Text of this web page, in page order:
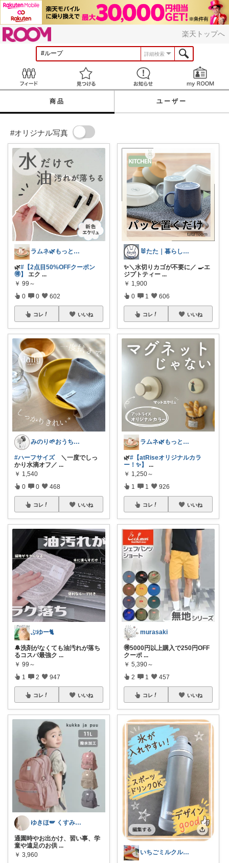
楽天トップへ
詳細検索
見つける お知らせ
商品 ユーザー
#オリジナル写真
ラムネ🌿もっと快適な暮らし 𖠿
🌿#【2点目50%OFFクーポン
🉐】
エク ...
￥ 99～
0 0 602
コレ いいね
みのり🌱おうち時間充実item
#ハーフサイズ＼一度でしっ
かり水滴オフ／ ...
￥ 1,540
0 0 468
コレ いいね
ぶゆー🐈
🔔洗剤がなくても油汚れが落ち
るコスパ最強ク ...
￥ 99～
1 2 947
コレ いいね
ゆきほ🪽 くすみカラー×小学生ママ
通園時やお出かけ、習い事、学
童や遠足のお供 ...
￥ 3,960
🐰たた｜暮らしと子育て
✨＼水切りカゴが不要に／ 🍳エ
ジプトティー ...
￥ 1,900
0 1 606
コレ いいね
ラムネ🌿もっと快適な暮らし 𖠿
🌿#【atRiseオリジナルカラ
ー！✨】
...
￥ 1,250～
1 1 926
コレ いいね
murasaki
🉐5000円以上購入で250円OFF
クーポ ...
￥ 5,390～
2 1 457
コレ いいね
いちごミルクル 育児 美容 洋服など